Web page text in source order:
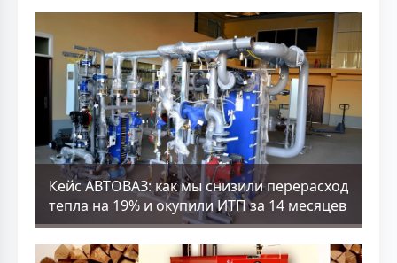
Кейс АВТОВАЗ: как мы снизили перерасход
тепла на 19% и окупили ИТП за 14 месяцев